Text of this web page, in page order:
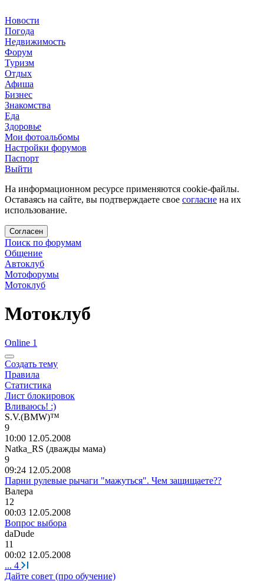
Новости
Погода
Недвижимость
Форум
Туризм
Отдых
Афиша
Бизнес
Знакомства
Еда
Здоровье
Мои фотоальбомы
Настройки форумов
Паспорт
Выйти
На информационном ресурсе применяются cookie-файлы.
Оставаясь на сайте, вы подтверждаете свое согласие на их
использование.
Согласен
Поиск по форумам
Общение
Автоклуб
Мотофорумы
Мотоклуб
Мотоклуб
Online 1
Создать тему
Правила
Статистика
Лист блокировок
Вливаюсь! :)
S.V.(BMW)™
9
10:00 12.05.2008
Natka_RS (дважды мама)
9
09:24 12.05.2008
Парни рулевые рычаги "мажуться". Чем защищаете??
Валера
12
00:03 12.05.2008
Вопрос выбора
daDude
11
00:02 12.05.2008
... 4
Дайте совет (про обучение)